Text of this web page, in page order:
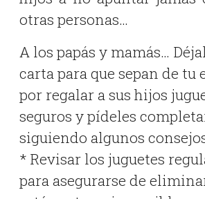
otras personas…
A los papás y mamás…
carta para que sepan de tu
por regalar a sus hijos
seguros y pídeles
siguiendo algunos
* Revisar los juguetes
para asegurarse de